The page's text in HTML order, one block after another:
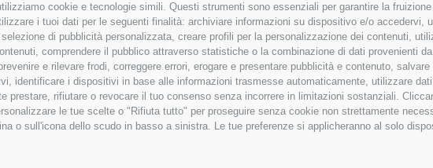
cookie e tecnologie simili. Questi strumenti sono essenziali per garantire la
i tuoi dati per le seguenti finalità: archiviare informazioni su dispositivo e/o
di pubblicità personalizzata, creare profili per la personalizzazione dei contenuti,
comprendere il pubblico attraverso statistiche o la combinazione di dati provenienti
e rilevare frodi, correggere errori, erogare e presentare pubblicità e contenuto,
identificare i dispositivi in base alle informazioni trasmesse automaticamente, utilizzare
prestare, rifiutare o revocare il tuo consenso senza incorrere in limitazioni sostanziali.
le tue scelte o "Rifiuta tutto" per proseguire senza cookie non strettamente
o sull'icona dello scudo in basso a sinistra. Le tue preferenze si applicheranno al solo
All rights reserved.